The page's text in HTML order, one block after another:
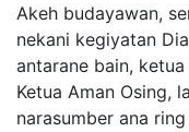
Akeh budayawan,
nekani kegiyatan
antarane bain,
Ketua Aman Osing,
narasumber ana